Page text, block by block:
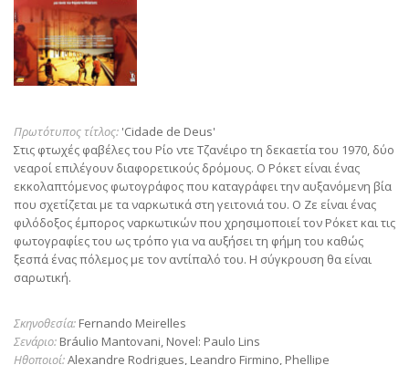
Πρωτότυπος τίτλος: 'Cidade de Deus'
Στις φτωχές φαβέλες του Ρίο ντε Τζανέιρο τη δεκαετία του 1970, δύο
νεαροί επιλέγουν διαφορετικούς δρόμους. Ο Ρόκετ είναι ένας
εκκολαπτόμενος φωτογράφος που καταγράφει την αυξανόμενη βία
που σχετίζεται με τα ναρκωτικά στη γειτονιά του. Ο Ζε είναι ένας
φιλόδοξος έμπορος ναρκωτικών που χρησιμοποιεί τον Ρόκετ και τις
φωτογραφίες του ως τρόπο για να αυξήσει τη φήμη του καθώς
ξεσπά ένας πόλεμος με τον αντίπαλό του. Η σύγκρουση θα είναι
σαρωτική.
Σκηνοθεσία: Fernando Meirelles
Σενάριο: Bráulio Mantovani, Novel: Paulo Lins
Ηθοποιοί:Alexandre Rodrigues, Leandro Firmino, Phellipe